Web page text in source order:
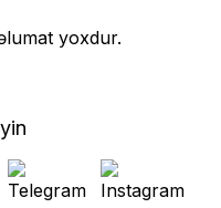
yoxdur.